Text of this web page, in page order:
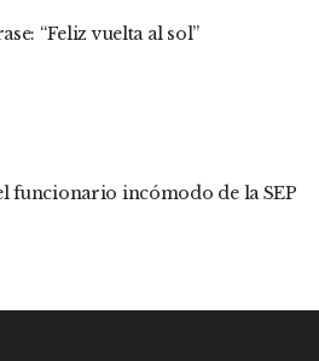
“Feliz vuelta al sol”
funcionario incómodo de la SEP